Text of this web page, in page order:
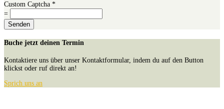
Custom Captcha *
=
Senden
Buche jetzt deinen Termin
Kontaktiere uns über unser Kontaktformular, indem du auf den Button
klickst oder ruf direkt an!
Sprich uns an